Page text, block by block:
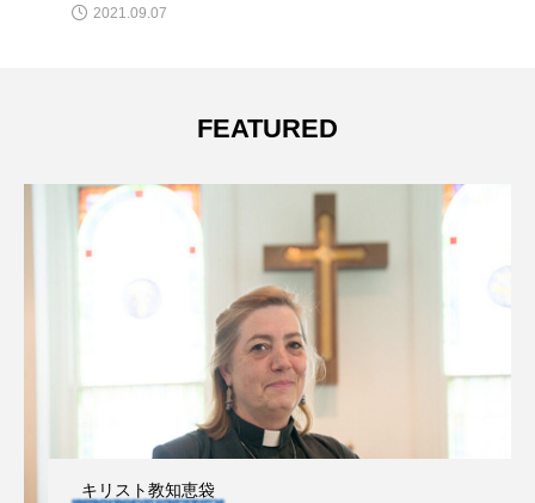
2021.09.07
FEATURED
キリスト教知恵袋